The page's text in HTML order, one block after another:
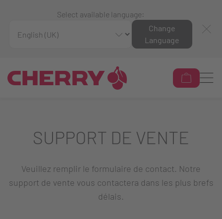
Select available language:
Change
Language
SUPPORT DE VENTE
Veuillez remplir le formulaire de contact. Notre
support de vente vous contactera dans les plus brefs
délais.